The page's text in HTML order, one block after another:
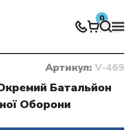
0
не знайденоАртикул: V-469
Батальйон
Оборони